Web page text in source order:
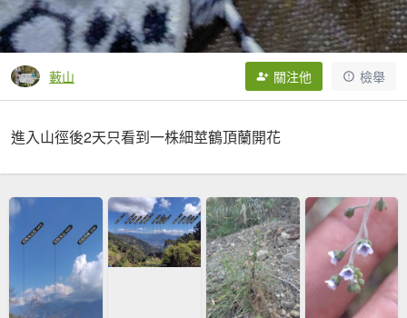
藪山 關注他 檢舉
進入山徑後2天只看到一株細莖鶴頂蘭開花